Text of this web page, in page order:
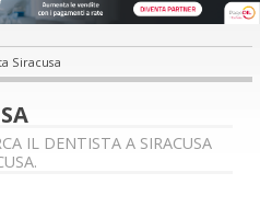
Siracusa
IL DENTISTA A SIRACUSA